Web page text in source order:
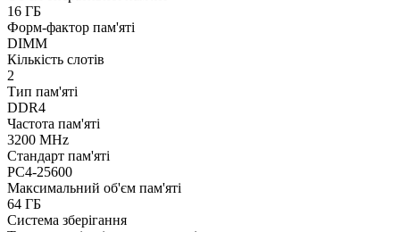
16 ГБ
Форм-фактор пам'яті
DIMM
Кількість слотів
2
Тип пам'яті
DDR4
Частота пам'яті
3200 MHz
Стандарт пам'яті
PC4-25600
Максимальний об'єм пам'яті
64 ГБ
Система зберігання